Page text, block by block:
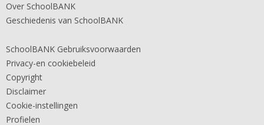
Over SchoolBANK
Geschiedenis van SchoolBANK
SchoolBANK Gebruiksvoorwaarden
Privacy-en cookiebeleid
Copyright
Disclaimer
Cookie-instellingen
Profielen